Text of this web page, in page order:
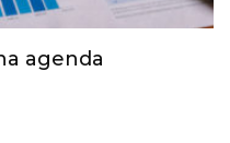
agenda